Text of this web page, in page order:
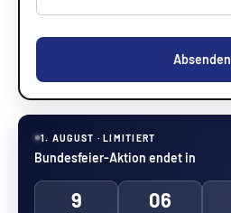
Absenden
1. AUGUST · LIMITIERT
Bundesfeier-Aktion endet in
9 06